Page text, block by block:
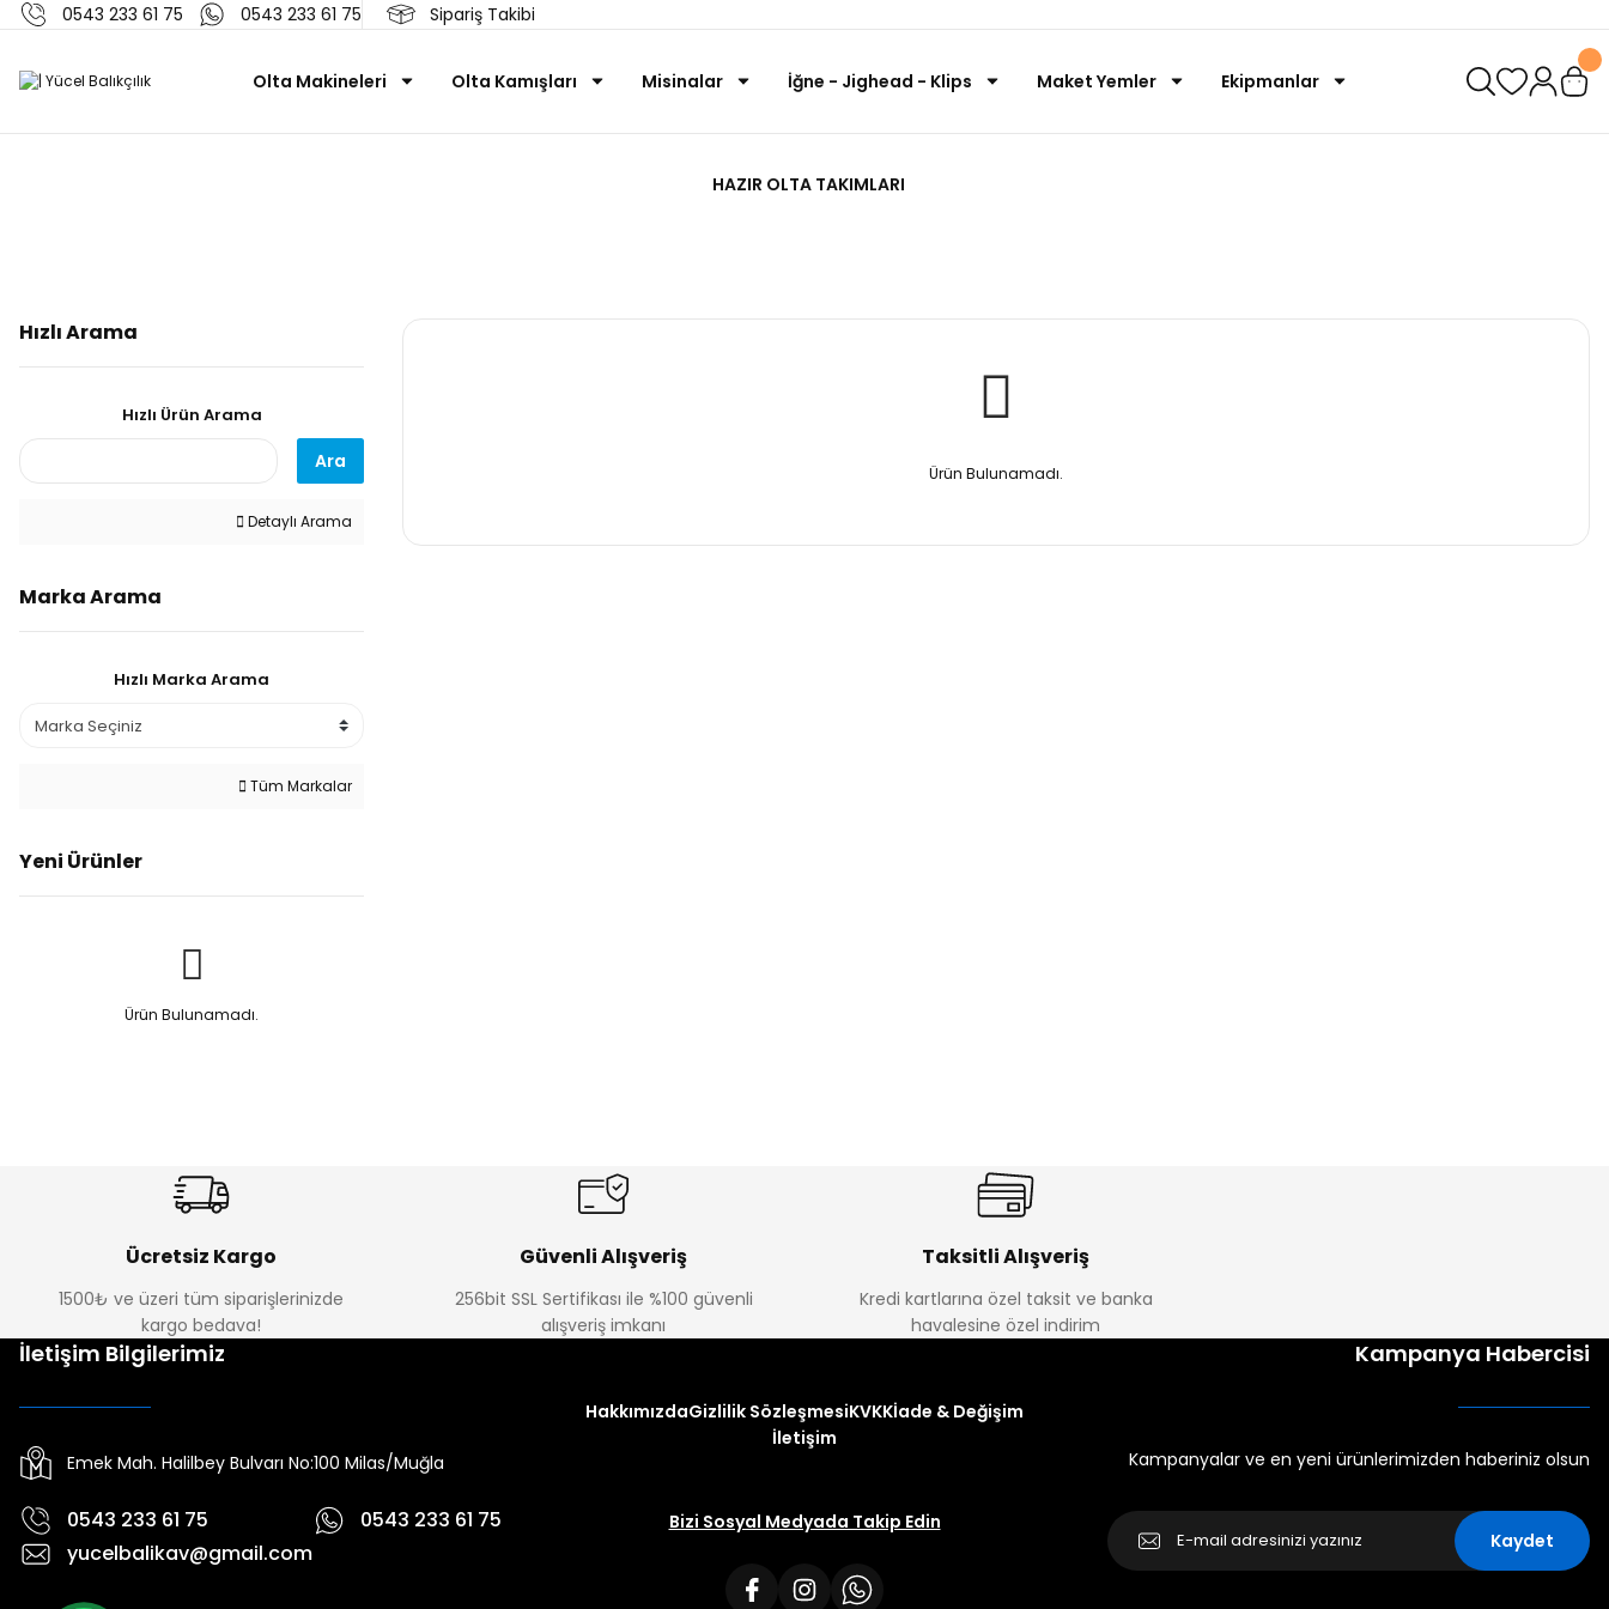
0543 233 61 75 0543 233 61 75 Sipariş Takibi
Olta Makineleri Olta Kamışları Misinalar İğne - Jighead - Klips Maket Yemler Ekipmanlar
HAZIR OLTA TAKIMLARI
Hızlı Arama
Hızlı Ürün Arama
Ara
Detaylı Arama
Marka Arama
Hızlı Marka Arama
Tüm Markalar
Yeni Ürünler
Ürün Bulunamadı.
Ürün Bulunamadı.
Ücretsiz Kargo
1500₺ ve üzeri tüm siparişlerinizde
kargo bedava!
Güvenli Alışveriş
256bit SSL Sertifikası ile %100 güvenli
alışveriş imkanı
Taksitli Alışveriş
Kredi kartlarına özel taksit ve banka
havalesine özel indirim
İletişim Bilgilerimiz
Emek Mah. Halilbey Bulvarı No:100 Milas/Muğla
0543 233 61 75
0543 233 61 75
yucelbalikav@gmail.com
HakkımızdaGizlilik SözleşmesiKVKKİade & Değişim
İletişim
Bizi Sosyal Medyada Takip Edin
Kampanya Habercisi
Kampanyalar ve en yeni ürünlerimizden haberiniz olsun
Kaydet